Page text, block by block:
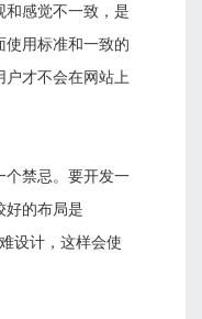
和感觉不一致，是
使用标准和一致的
才不会在网站上
个禁忌。要开发一
好的布局是
设计，这样会使